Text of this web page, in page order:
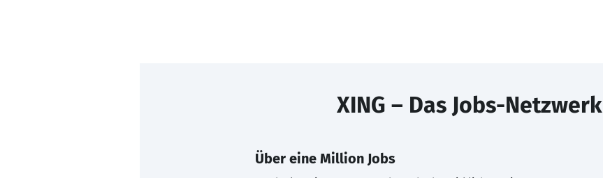
XING – Das Jobs-Netzwerk
Über eine Million Jobs